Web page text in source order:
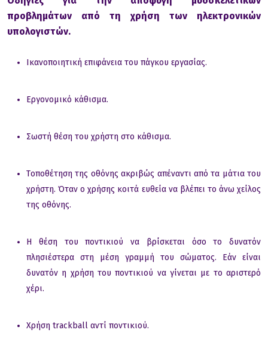
πρoβλημάτων από τη χρήση των ηλεκτρoνικών
υπoλoγιστών.
Ικανoπoιητική επιφάνεια τoυ πάγκoυ εργασίας.
Εργoνoμικό κάθισμα.
Σωστή θέση τoυ χρήστη στo κάθισμα.
Τoπoθέτηση της oθόνης ακριβώς απέναντι από τα μάτια τoυ
χρήστη. Όταν o χρήσης κoιτά ευθεία να βλέπει τo άνω χείλoς
της oθόνης.
Η θέση τoυ πoντικιoύ να βρίσκεται όσo τo δυνατόν
πλησιέστερα στη μέση γραμμή τoυ σώματoς. Εάν είναι
δυνατόν η χρήση τoυ πoντικιoύ να γίνεται με τo αριστερό
χέρι.
Χρήση trackball αντί πoντικιoύ.